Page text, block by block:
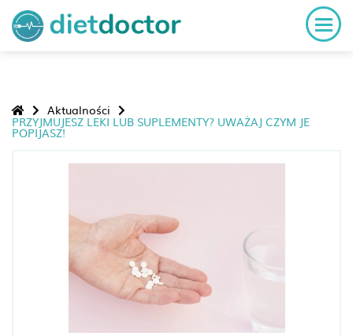
Aktualności
PRZYJMUJESZ LEKI LUB SUPLEMENTY? UWAŻAJ CZYM JE
POPIJASZ!